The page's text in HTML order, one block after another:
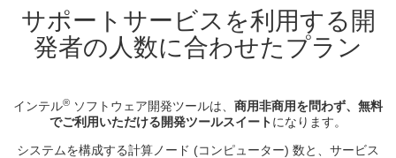
サポートサービスを利用する開
発者の人数に合わせたプラン
インテル® ソフトウェア開発ツールは、 商用非商用を問わず、無料
でご利用いただける開発ツールスイートになります。
システムを構成する計算ノード (コンピューター) 数と、サービス